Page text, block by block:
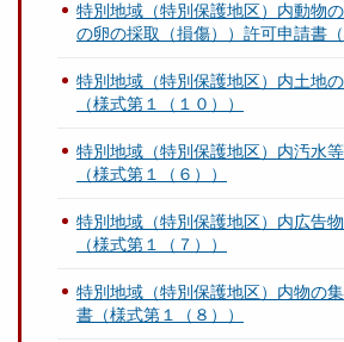
特別地域（特別保護地区）内動物
の卵の採取（損傷））許可申請書
特別地域（特別保護地区）内土地
（様式第１（１０））
特別地域（特別保護地区）内汚水
（様式第１（６））
特別地域（特別保護地区）内広告
（様式第１（７））
特別地域（特別保護地区）内物の
書（様式第１（８））